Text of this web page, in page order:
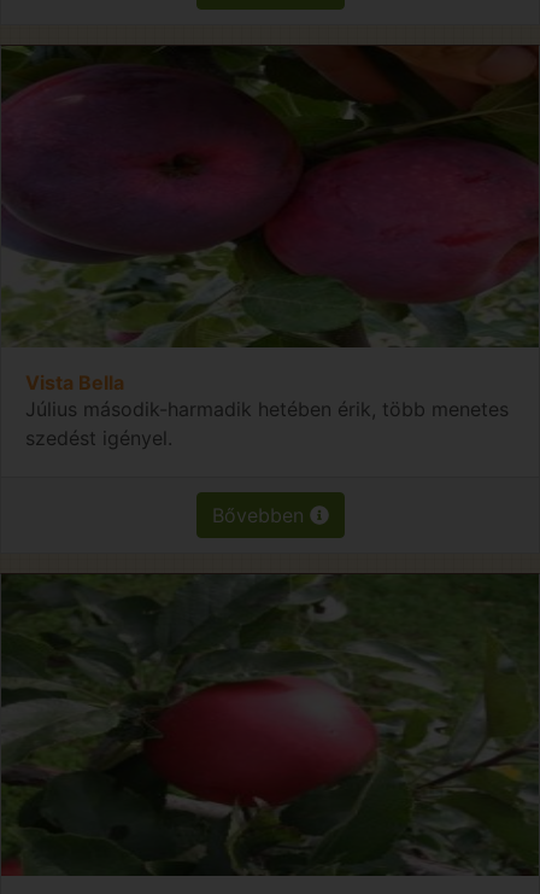
Vista Bella
Július második-harmadik hetében érik, több menetes
szedést igényel.
Bővebben